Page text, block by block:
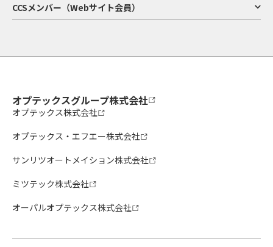
CCSメンバー（Webサイト会員）
オプテックスグループ株式会社
オプテックス株式会社
オプテックス・エフエー株式会社
サンリツオートメイション株式会社
ミツテック株式会社
オーパルオプテックス株式会社